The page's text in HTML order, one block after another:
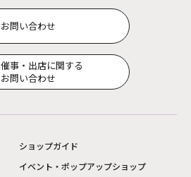
お問い合わせ
催事・出店に関する
お問い合わせ
ショップガイド
イベント・ポップアップショップ